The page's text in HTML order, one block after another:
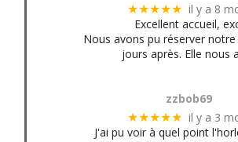
★★★★★ il y a 8
Excellent accueil,
Nous avons pu réserver
jours après. Elle nous
zzbob69
★★★★★ il y a 3
J'ai pu voir à quel point